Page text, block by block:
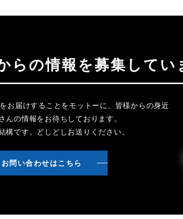
らの情報を募集してい
お届けすることをモットーに、皆様からの身近
の情報をお待ちしております。
です。どしどしお送りください。
お問い合わせはこちら